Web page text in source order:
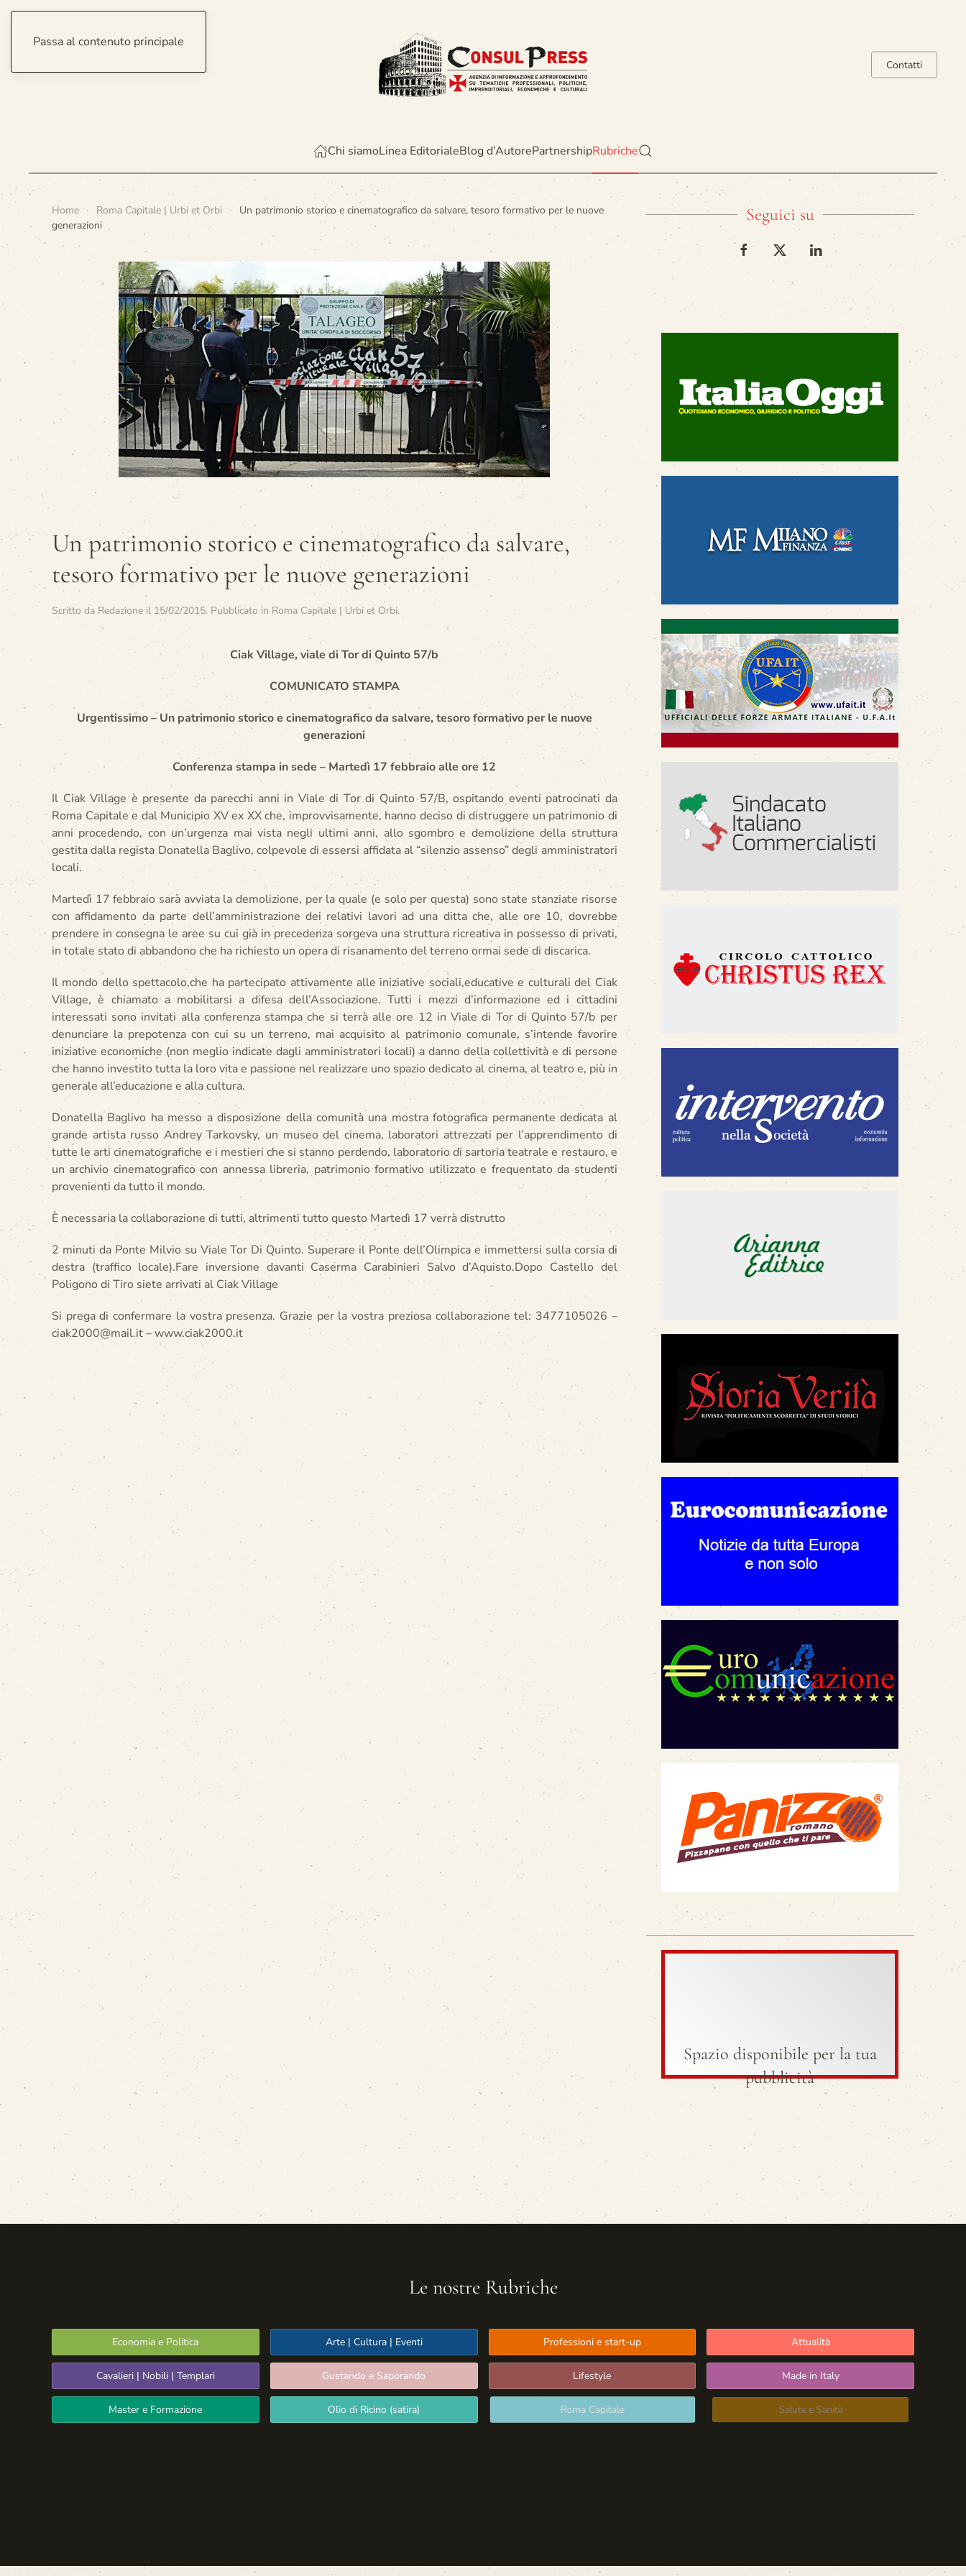
Passa al contenuto principale
Contatti
Chi siamoLinea EditorialeBlog d’AutorePartnershipRubriche
Home Roma Capitale | Urbi et Orbi
Un patrimonio storico e cinematografico da salvare, tesoro formativo per le nuove
generazioni
Un patrimonio storico e cinematografico da salvare,
tesoro formativo per le nuove generazioni
Scritto da Redazione il 15/02/2015. Pubblicato in Roma Capitale | Urbi et Orbi.
Ciak Village, viale di Tor di Quinto 57/b
COMUNICATO STAMPA
Urgentissimo – Un patrimonio storico e cinematografico da salvare, tesoro formativo per le nuove
generazioni
Conferenza stampa in sede – Martedì 17 febbraio alle ore 12
Il Ciak Village è presente da parecchi anni in Viale di Tor di Quinto 57/B, ospitando eventi patrocinati da
Roma Capitale e dal Municipio XV ex XX che, improvvisamente, hanno deciso di distruggere un patrimonio di
anni procedendo, con un’urgenza mai vista negli ultimi anni, allo sgombro e demolizione della struttura
gestita dalla regista Donatella Baglivo, colpevole di essersi affidata al “silenzio assenso” degli amministratori
locali.
Martedì 17 febbraio sarà avviata la demolizione, per la quale (e solo per questa) sono state stanziate risorse
con affidamento da parte dell’amministrazione dei relativi lavori ad una ditta che, alle ore 10, dovrebbe
prendere in consegna le aree su cui già in precedenza sorgeva una struttura ricreativa in possesso di privati,
in totale stato di abbandono che ha richiesto un opera di risanamento del terreno ormai sede di discarica.
Il mondo dello spettacolo,che ha partecipato attivamente alle iniziative sociali,educative e culturali del Ciak
Village, è chiamato a mobilitarsi a difesa dell’Associazione. Tutti i mezzi d’informazione ed i cittadini
interessati sono invitati alla conferenza stampa che si terrà alle ore 12 in Viale di Tor di Quinto 57/b per
denunciare la prepotenza con cui su un terreno, mai acquisito al patrimonio comunale, s’intende favorire
iniziative economiche (non meglio indicate dagli amministratori locali) a danno della collettività e di persone
che hanno investito tutta la loro vita e passione nel realizzare uno spazio dedicato al cinema, al teatro e, più in
generale all’educazione e alla cultura.
Donatella Baglivo ha messo a disposizione della comunità una mostra fotografica permanente dedicata al
grande artista russo Andrey Tarkovsky, un museo del cinema, laboratori attrezzati per l’apprendimento di
tutte le arti cinematografiche e i mestieri che si stanno perdendo, laboratorio di sartoria teatrale e restauro, e
un archivio cinematografico con annessa libreria, patrimonio formativo utilizzato e frequentato da studenti
provenienti da tutto il mondo.
È necessaria la collaborazione di tutti, altrimenti tutto questo Martedì 17 verrà distrutto
2 minuti da Ponte Milvio su Viale Tor Di Quinto. Superare il Ponte dell’Olimpica e immettersi sulla corsia di
destra (traffico locale).Fare inversione davanti Caserma Carabinieri Salvo d’Aquisto.Dopo Castello del
Poligono di Tiro siete arrivati al Ciak Village
Si prega di confermare la vostra presenza. Grazie per la vostra preziosa collaborazione tel: 3477105026 –
ciak2000@mail.it – www.ciak2000.it
Seguici su
Spazio disponibile per la tua
pubblicità
Le nostre Rubriche
Economia e Politica Arte | Cultura | Eventi Professioni e start-up Attualità
Cavalieri | Nobili | Templari Gustando e Saporando Lifestyle Made in Italy
Master e Formazione Olio di Ricino (satira) Roma Capitale Salute e Sanità